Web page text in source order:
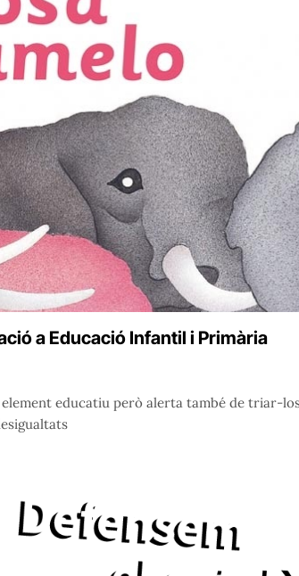
a Educació Infantil i Primària
educatiu però alerta també de triar-